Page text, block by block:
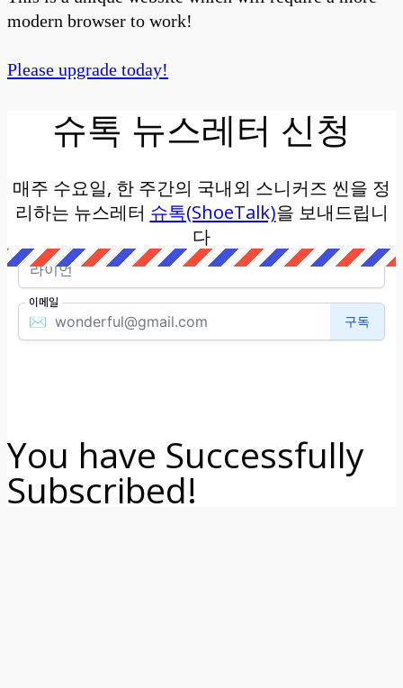
modern browser to work!
Please upgrade today!
슈톡 뉴스레터 신청
매주 수요일, 한 주간의 국내외 스니커즈 씬을 정
리하는 뉴스레터 슈톡(ShoeTalk)을 보내드립니
다
You have Successfully
Subscribed!